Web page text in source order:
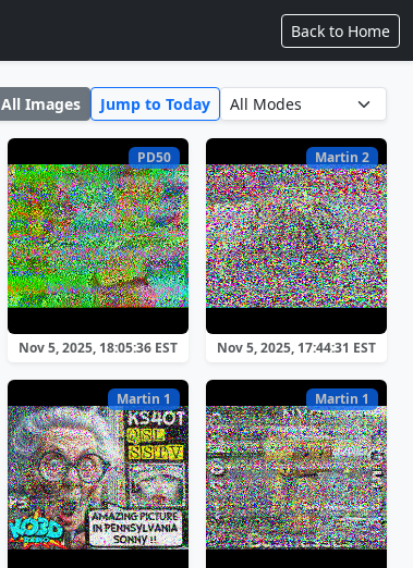
Back to Home
All Images Jump to Today
PD50
Nov 5, 2025, 18:05:36 EST
Martin 2
Nov 5, 2025, 17:44:31 EST
Martin 1 Martin 1